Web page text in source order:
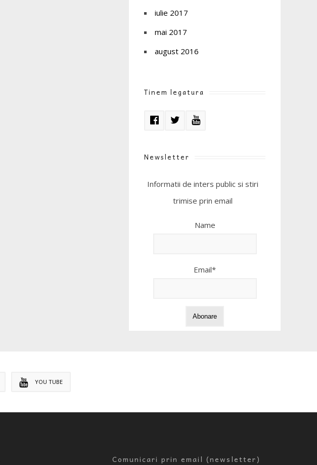
iulie 2017
mai 2017
august 2016
Tinem legatura
Newsletter
Informatii de inters public si stiri
trimise prin email
Name
Email*
YOU TUBE
Comunicari prin email (newsletter)